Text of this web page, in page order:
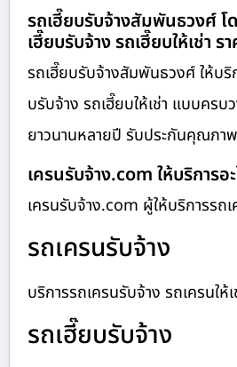
รถเฮี๊ยบรับจ้างสัมพันธวงศ์ โ
เฮี๊ยบรับจ้าง รถเฮี๊ยบให้เช่า
รถเฮี๊ยบรับจ้างสัมพันธวงศ์ ให้บริ
บรับจ้าง รถเฮี๊ยบให้เช่า แบบคร
ยาวนานหลายปี รับประกันคุณภา
เครนรับจ้าง.com ให้บริการอ
เครนรับจ้าง.com ผู้ให้บริการรถ
รถเครนรับจ้าง
บริการรถเครนรับจ้าง รถเครนใ
รถเฮี๊ยบรับจ้าง